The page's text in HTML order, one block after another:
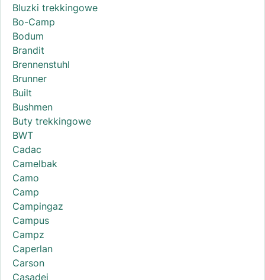
Bluzki trekkingowe
Bo-Camp
Bodum
Brandit
Brennenstuhl
Brunner
Built
Bushmen
Buty trekkingowe
BWT
Cadac
Camelbak
Camo
Camp
Campingaz
Campus
Campz
Caperlan
Carson
Casadei